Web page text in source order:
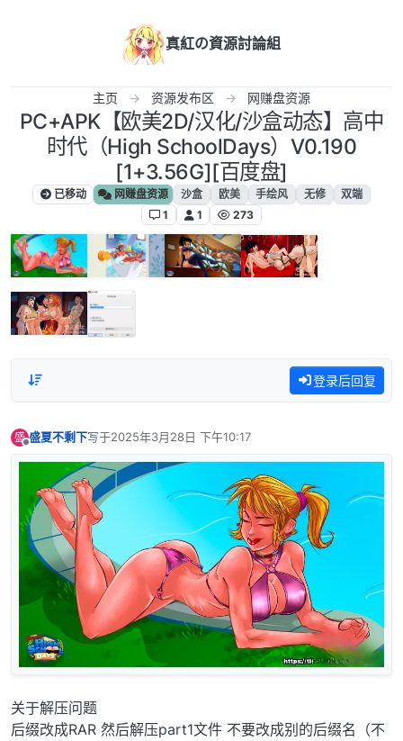
真紅の資源討論組
主页 资源发布区 网赚盘资源
PC+APK【欧美2D/汉化/沙盒动态】高中
时代（High SchoolDays）V0.190
[1+3.56G][百度盘]
已移动 网赚盘资源 沙盒 欧美 手绘风 无修
双端
1
1 273
登录后回复
盛 盛夏不剩下写于2025年3月28日 下午10:17
最后由 编辑
关于解压问题
后缀改成RAR 然后解压part1文件 不要改成别的后缀名（不